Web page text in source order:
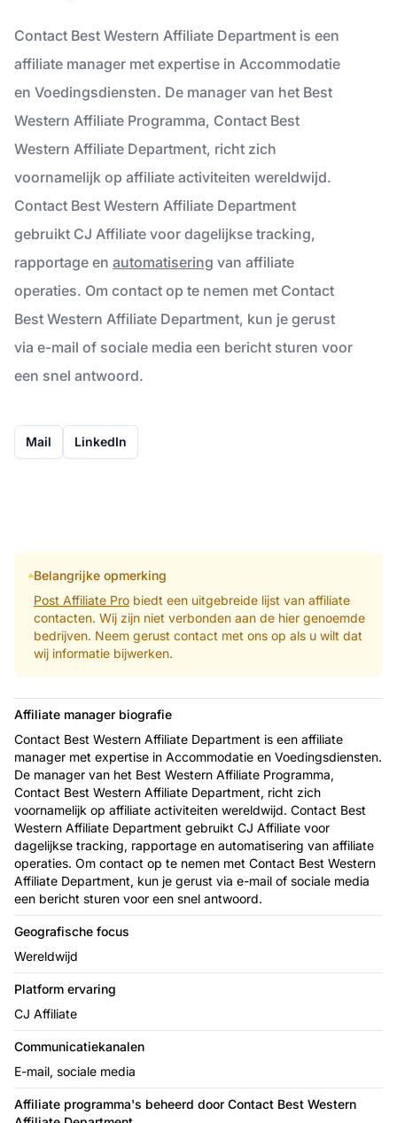
Contact Best Western Affiliate Department is een
affiliate manager met expertise in Accommodatie
en Voedingsdiensten. De manager van het Best
Western Affiliate Programma, Contact Best
Western Affiliate Department, richt zich
voornamelijk op affiliate activiteiten wereldwijd.
Contact Best Western Affiliate Department
gebruikt CJ Affiliate voor dagelijkse tracking,
rapportage en automatisering van affiliate
operaties. Om contact op te nemen met Contact
Best Western Affiliate Department, kun je gerust
via e-mail of sociale media een bericht sturen voor
een snel antwoord.
Mail LinkedIn
Belangrijke opmerking
Post Affiliate Probiedt een uitgebreide lijst van affiliate
contacten. Wij zijn niet verbonden aan de hier genoemde
bedrijven. Neem gerust contact met ons op als u wilt dat
wij informatie bijwerken.
Affiliate manager biografie
Contact Best Western Affiliate Department is een affiliate
manager met expertise in Accommodatie en Voedingsdiensten.
De manager van het Best Western Affiliate Programma,
Contact Best Western Affiliate Department, richt zich
voornamelijk op affiliate activiteiten wereldwijd. Contact Best
Western Affiliate Department gebruikt CJ Affiliate voor
dagelijkse tracking, rapportage en automatisering van affiliate
operaties. Om contact op te nemen met Contact Best Western
Affiliate Department, kun je gerust via e-mail of sociale media
een bericht sturen voor een snel antwoord.
Geografische focus
Wereldwijd
Platform ervaring
CJ Affiliate
Communicatiekanalen
E-mail, sociale media
Affiliate programma's beheerd door Contact Best Western